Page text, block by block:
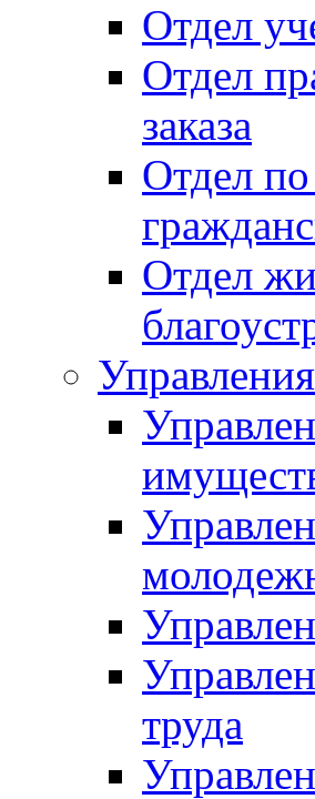
Отдел
Отдел
заказа
Отдел
Отдел
Управления
труда